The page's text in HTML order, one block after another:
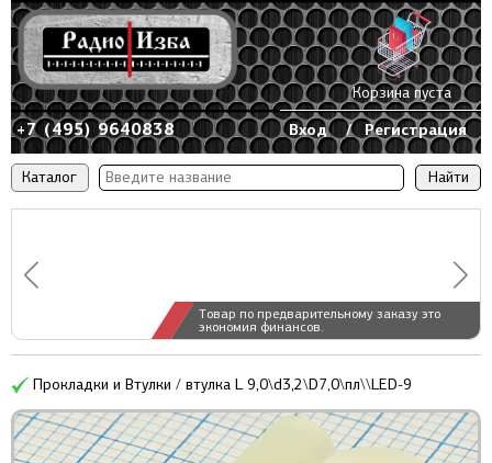
Каталог
Товар по предварительному заказу это
экономия финансов.
+7 (495) 9640838 Вход / Регистрация
Корзина пуста
Прокладки и Втулки / втулка L 9,0\d3,2\D7,0\пл\\LED-9